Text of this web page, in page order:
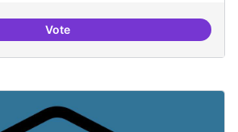
VoteProtocol de rebuda de demandes